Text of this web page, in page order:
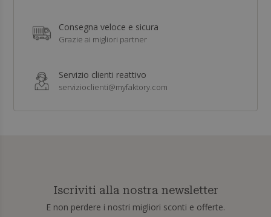
Consegna veloce e sicura
Grazie ai migliori partner
Servizio clienti reattivo
servizioclienti@myfaktory.com
Iscriviti alla nostra newsletter
E non perdere i nostri migliori sconti e offerte.